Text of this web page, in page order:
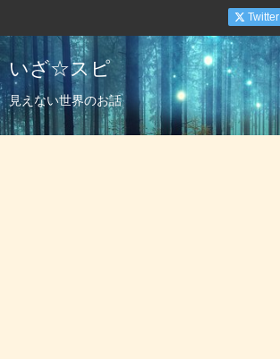
いざ☆スピ
見えない世界のお話
Twitter